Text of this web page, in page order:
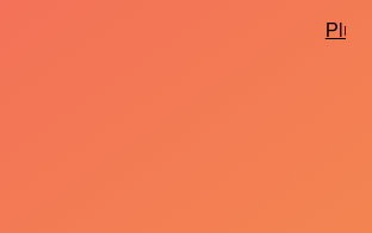
Plus